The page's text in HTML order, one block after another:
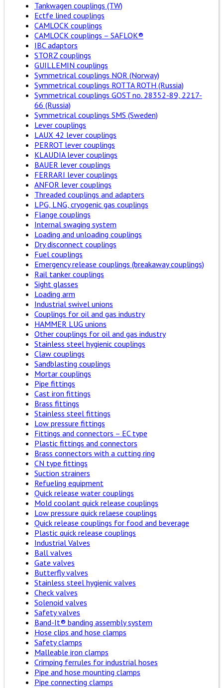
Tankwagen couplings (TW)
Ectfe lined couplings
CAMLOCK couplings
CAMLOCK couplings – SAFLOK®
IBC adaptors
STORZ couplings
GUILLEMIN couplings
Symmetrical couplings NOR (Norway)
Symmetrical couplings ROTTA ROTH (Russia)
Symmetrical couplings GOST no. 28352-89, 2217-
66 (Russia)
Symmetrical couplings SMS (Sweden)
Lever couplings
LAUX 42 lever couplings
PERROT lever couplings
KLAUDIA lever couplings
BAUER lever couplings
FERRARI lever couplings
ANFOR lever couplings
Threaded couplings and adapters
LPG, LNG, cryogenic gas couplings
Flange couplings
Internal swaging system
Loading and unloading couplings
Dry disconnect couplings
Fuel couplings
Emergency release couplings (breakaway couplings)
Rail tanker couplings
Sight glasses
Loading arm
Industrial swivel unions
Couplings for oil and gas industry
HAMMER LUG unions
Other couplings for oil and gas industry
Stainless steel hygienic couplings
Claw couplings
Sandblasting couplings
Mortar couplings
Pipe fittings
Cast iron fittings
Brass fittings
Stainless steel fittings
Low pressure fittings
Fittings and connectors – EC type
Plastic fittings and connectors
Brass connectors with a cutting ring
CN type fittings
Suction strainers
Refueling equipment
Quick release water couplings
Mold coolant quick release couplings
Low pressure quick relaese couplings
Quick release couplings for food and beverage
Plastic quick release couplings
Industrial Valves
Ball valves
Gate valves
Butterfly valves
Stainless steel hygienic valves
Check valves
Solenoid valves
Safety valves
Band-It® banding assembly system
Hose clips and hose clamps
Safety clamps
Malleable iron clamps
Crimping ferrules for industrial hoses
Pipe and hose mounting clamps
Pipe connecting clamps